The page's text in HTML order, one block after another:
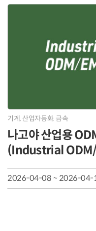
기계. 산업자동화. 금속
나고야 산업용
(Industrial
2026-04-08 ~ 2026-04-